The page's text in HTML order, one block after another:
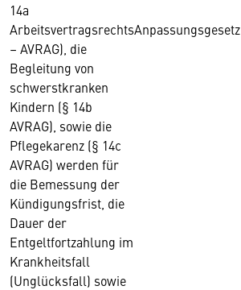
14a
ArbeitsvertragsrechtsAnpassungsgesetz
– AVRAG), die
Begleitung von
schwerstkranken
Kindern (§ 14b
AVRAG), sowie die
Pflegekarenz (§ 14c
AVRAG) werden für
die Bemessung der
Kündigungsfrist, die
Dauer der
Entgeltfortzahlung im
Krankheitsfall
(Unglücksfall) sowie